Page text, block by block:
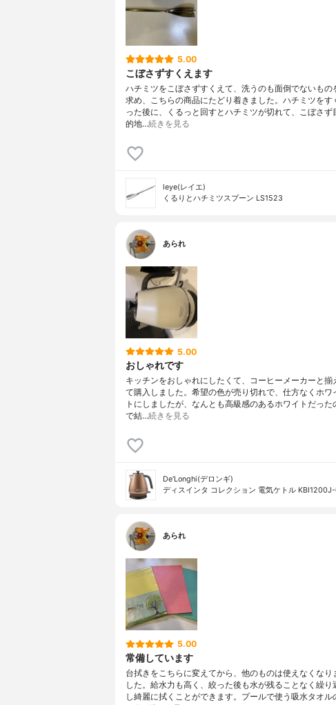
5.00
こぼさずすくえます
ハチミツをこぼさずすくえて、洗うのも面倒でないもの
求め、こちらの商品にたどり着きました。ハチミツをす
った後に、くるっと回すとハチミツが切れて、こぼさず
的地…続きを見る
leye(レイエ)
くるりとハチミツスプーン LS1523
あられ
5.00
おしゃれです
キッチンをおしゃれにしたくて、コーヒーメーカーと揃
て購入しました。希望の色が売り切れで、仕方なくホワ
トにしましたが、なんとも高級感のあるホワイトだった
で結…続きを見る
De'Longhi(デロンギ)
ディスインタ コレクション 電気ケトル
あられ
5.00
常備しています
台拭きをこちらに変えてから、他のものは使えなくなり
した。給水力も高く、絞った後も水が残ることなく繰り
し綺麗に拭くことができます。プールで使う吸水タオル